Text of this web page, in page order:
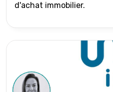
d'achat immobilier.